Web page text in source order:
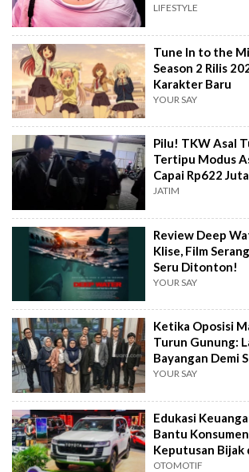
LIFESTYLE
Tune In to the
Season 2 Rilis
Karakter Baru
YOUR SAY
Pilu! TKW Asal
Tertipu Modus
Capai Rp622 Juta
JATIM
Review Deep
Klise, Film
Seru Ditonton!
YOUR SAY
Ketika Oposisi
Turun Gunung:
Bayangan Demi
Demokrasi
YOUR SAY
Edukasi
Bantu
Keputusan Bijak
OTOMOTIF